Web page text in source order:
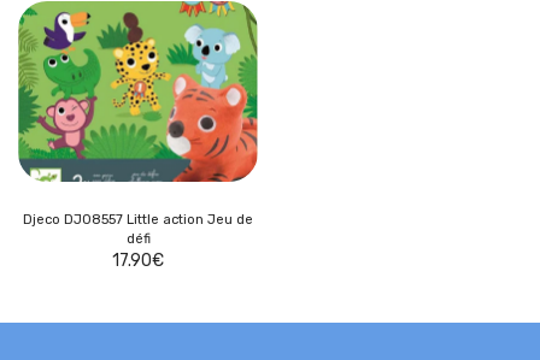
Djeco DJ08557 Little action Jeu de
défi
17.90€